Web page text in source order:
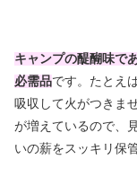
キャンプの醍醐味で
必需品です。たとえ
吸収して火がつきま
が増えているので、
いの薪をスッキリ保